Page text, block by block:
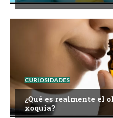
CURIOSIDADES
¿Qué es realmente el
xoquia?